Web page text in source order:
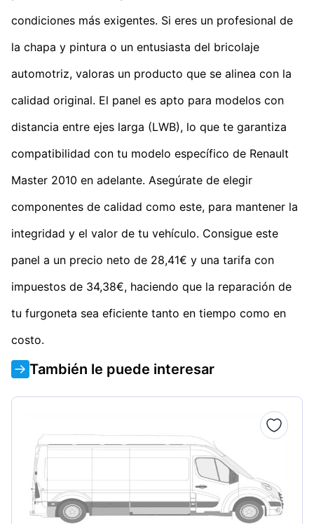
condiciones más exigentes. Si eres un profesional de
la chapa y pintura o un entusiasta del bricolaje
automotriz, valoras un producto que se alinea con la
calidad original. El panel es apto para modelos con
distancia entre ejes larga (LWB), lo que te garantiza
compatibilidad con tu modelo específico de Renault
Master 2010 en adelante. Asegúrate de elegir
componentes de calidad como este, para mantener la
integridad y el valor de tu vehículo. Consigue este
panel a un precio neto de 28,41€ y una tarifa con
impuestos de 34,38€, haciendo que la reparación de
tu furgoneta sea eficiente tanto en tiempo como en
costo.
También le puede interesar